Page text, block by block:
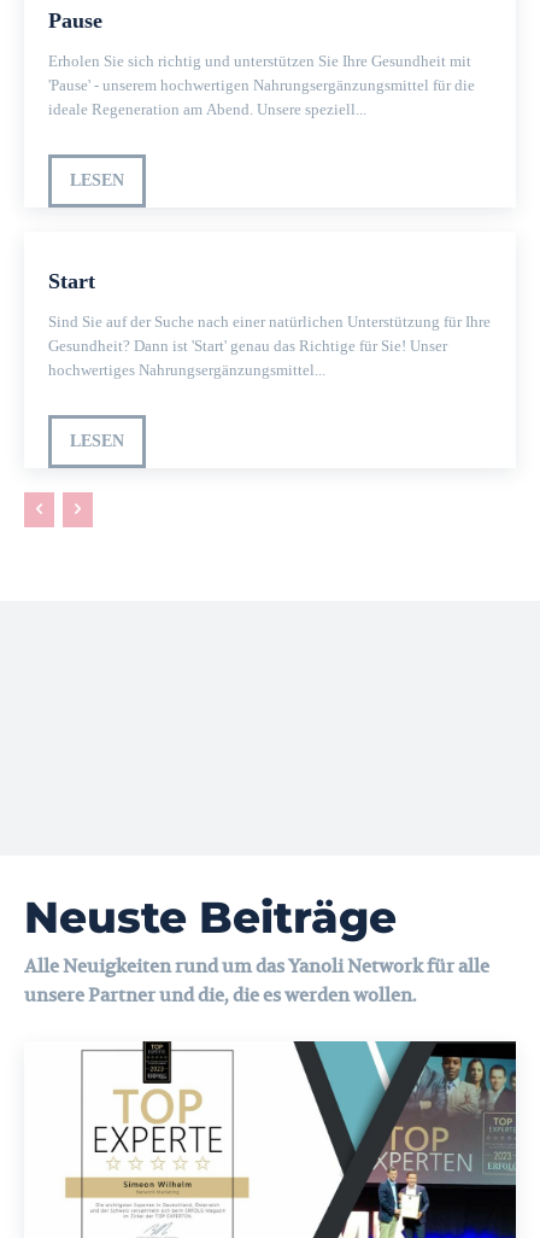
Pause
Erholen Sie sich richtig und unterstützen Sie Ihre Gesundheit mit
'Pause' - unserem hochwertigen Nahrungsergänzungsmittel für die
ideale Regeneration am Abend. Unsere speziell...
LESEN
Start
Sind Sie auf der Suche nach einer natürlichen Unterstützung für Ihre
Gesundheit? Dann ist 'Start' genau das Richtige für Sie! Unser
hochwertiges Nahrungsergänzungsmittel...
LESEN
Neuste Beiträge
Alle Neuigkeiten rund um das Yanoli Network für alle
unsere Partner und die, die es werden wollen.